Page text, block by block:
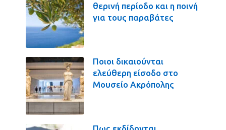
θερινή περίοδο και η ποινή
για τους παραβάτες
Ποιοι δικαιούνται
ελεύθερη είσοδο στο
Μουσείο Ακρόπολης
Πως εκδίδονται